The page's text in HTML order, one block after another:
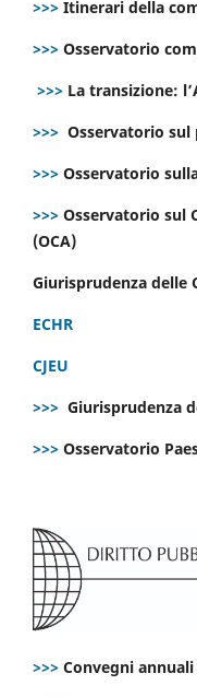
>>> Itinerari della
>>> Osservatorio
>>> La transizione:
>>> Osservatorio sul
>>> Osservatorio
>>> Osservatorio sul
(OCA)
Giurisprudenza delle
ECHR
CJEU
>>> Giurisprudenza
>>> Osservatorio
>>> Convegni annuali